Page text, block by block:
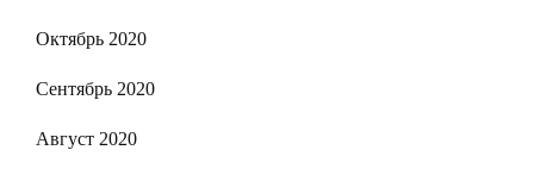
Октябрь 2020
Сентябрь 2020
Август 2020